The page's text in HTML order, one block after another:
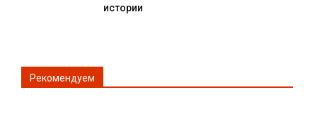
истории
Рекомендуем